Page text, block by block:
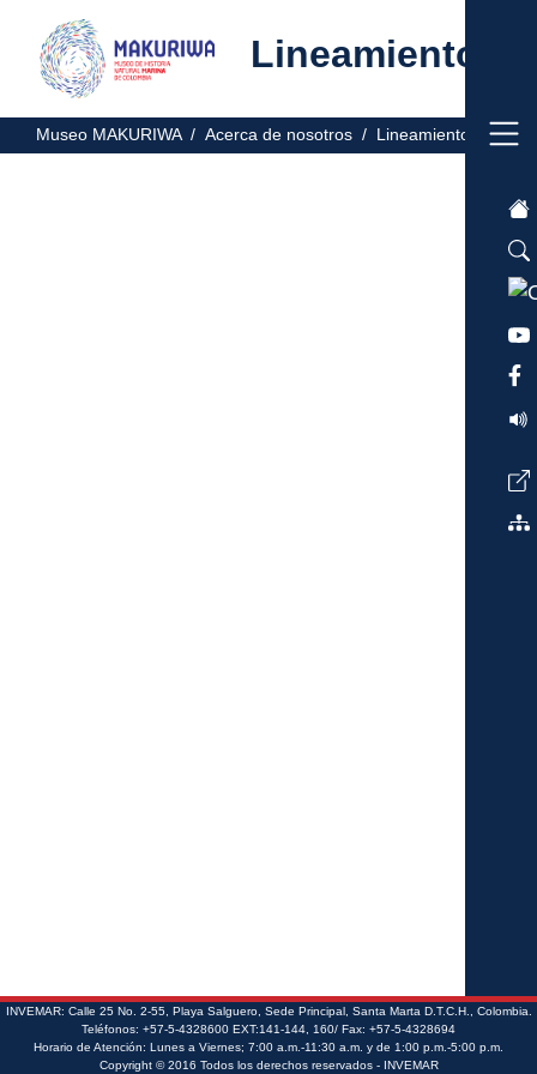
Lineamientos
Museo MAKURIWA / Acerca de nosotros / Lineamientos /
INVEMAR: Calle 25 No. 2-55, Playa Salguero, Sede Principal, Santa Marta D.T.C.H., Colombia.
Teléfonos: +57-5-4328600 EXT:141-144, 160/ Fax: +57-5-4328694
Horario de Atención: Lunes a Viernes; 7:00 a.m.-11:30 a.m. y de 1:00 p.m.-5:00 p.m.
Copyright © 2016 Todos los derechos reservados - INVEMAR